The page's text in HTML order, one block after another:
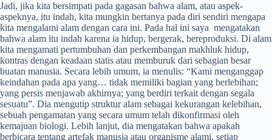
Jadi, jika kita bersimpati pada gagasan bahwa alam, atau aspek-
aspeknya, itu indah, kita mungkin bertanya pada diri sendiri mengapa
kita mengalami alam dengan cara ini. Pada hal ini saya mengatakan
bahwa alam itu indah karena ia hidup, bergerak, bereproduksi. Di alam
kita mengamati pertumbuhan dan perkembangan makhluk hidup,
kontras dengan keadaan statis atau memburuk dari sebagian besar
buatan manusia. Secara lebih umum, ia menulis: “Kami menganggap
keindahan pada apa yang… tidak memiliki bagian yang berlebihan;
yang persis menjawab akhirnya; yang berdiri terkait dengan segala
sesuatu”. Dia mengutip struktur alam sebagai kekurangan kelebihan,
sebuah pengamatan yang secara umum telah dikonfirmasi oleh
kemajuan biologi. Lebih lanjut, dia mengatakan bahwa apakah
berbicara tentang artefak manusia atau organisme alami, setiap